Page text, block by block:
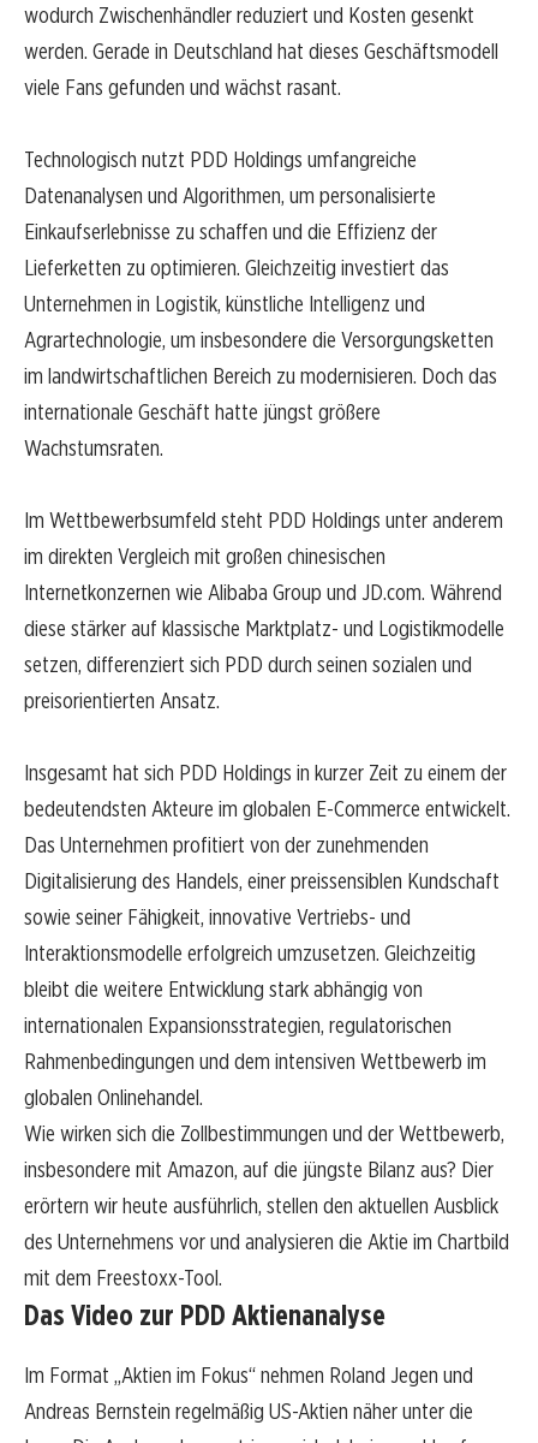
wodurch Zwischenhändler reduziert und Kosten gesenkt
werden. Gerade in Deutschland hat dieses Geschäftsmodell
viele Fans gefunden und wächst rasant.
Technologisch nutzt PDD Holdings umfangreiche
Datenanalysen und Algorithmen, um personalisierte
Einkaufserlebnisse zu schaffen und die Effizienz der
Lieferketten zu optimieren. Gleichzeitig investiert das
Unternehmen in Logistik, künstliche Intelligenz und
Agrartechnologie, um insbesondere die Versorgungsketten
im landwirtschaftlichen Bereich zu modernisieren. Doch das
internationale Geschäft hatte jüngst größere
Wachstumsraten.
Im Wettbewerbsumfeld steht PDD Holdings unter anderem
im direkten Vergleich mit großen chinesischen
Internetkonzernen wie Alibaba Group und JD.com. Während
diese stärker auf klassische Marktplatz- und Logistikmodelle
setzen, differenziert sich PDD durch seinen sozialen und
preisorientierten Ansatz.
Insgesamt hat sich PDD Holdings in kurzer Zeit zu einem der
bedeutendsten Akteure im globalen E-Commerce entwickelt.
Das Unternehmen profitiert von der zunehmenden
Digitalisierung des Handels, einer preissensiblen Kundschaft
sowie seiner Fähigkeit, innovative Vertriebs- und
Interaktionsmodelle erfolgreich umzusetzen. Gleichzeitig
bleibt die weitere Entwicklung stark abhängig von
internationalen Expansionsstrategien, regulatorischen
Rahmenbedingungen und dem intensiven Wettbewerb im
globalen Onlinehandel.
Wie wirken sich die Zollbestimmungen und der Wettbewerb,
insbesondere mit Amazon, auf die jüngste Bilanz aus? Dier
erörtern wir heute ausführlich, stellen den aktuellen Ausblick
des Unternehmens vor und analysieren die Aktie im Chartbild
mit dem Freestoxx-Tool.
Das Video zur PDD Aktienanalyse
Im Format „Aktien im Fokus“ nehmen Roland Jegen und
Andreas Bernstein regelmäßig US-Aktien näher unter die